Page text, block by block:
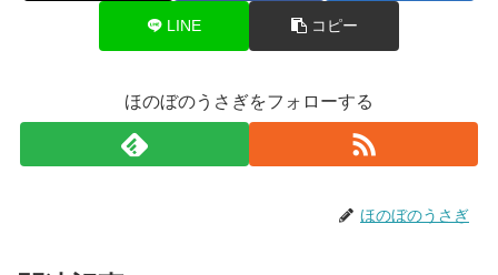
LINE コピー
ほのぼのうさぎをフォローする
ほのぼのうさぎ